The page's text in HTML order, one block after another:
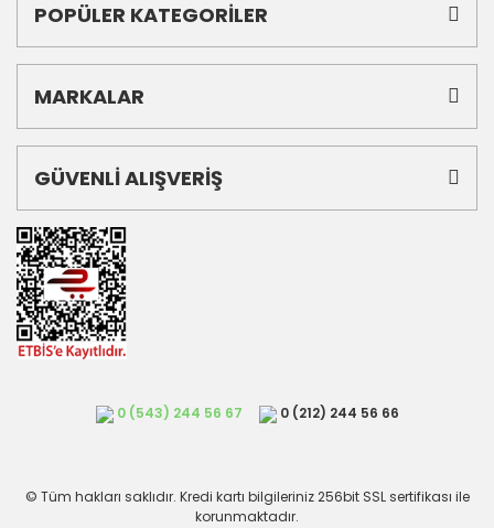
POPÜLER KATEGORİLER
MARKALAR
GÜVENLİ ALIŞVERİŞ
0 (543) 244 56 67 0 (212) 244 56 66
© Tüm hakları saklıdır. Kredi kartı bilgileriniz 256bit SSL sertifikası ile
korunmaktadır.